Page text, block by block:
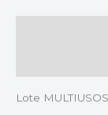
Lote